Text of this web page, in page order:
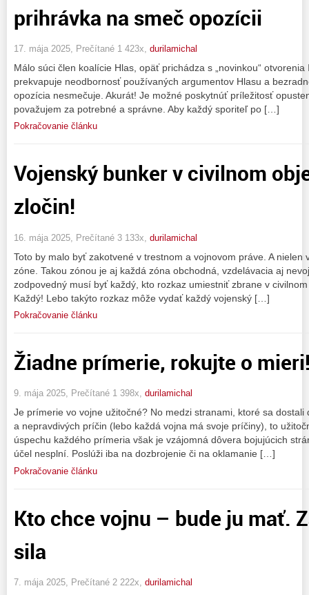
prihrávka na smeč opozícii
17. mája 2025, Prečítané 1 423x, durilamichal
Málo súci člen koalície Hlas, opäť prichádza s „novinkou“
prekvapuje neodbornosť používaných argumentov Hlasu a
opozícia nesmečuje. Akurát! Je možné poskytnúť príležitosť
považujem za potrebné a správne. Aby každý sporiteľ po […]
Pokračovanie článku
Vojenský bunker v civilnom
zločin!
16. mája 2025, Prečítané 3 133x, durilamichal
Toto by malo byť zakotvené v trestnom a vojnovom práve. A nielen
zóne. Takou zónou je aj každá zóna obchodná, vzdelávacia aj
zodpovedný musí byť každý, kto rozkaz umiestniť zbrane v
Každý! Lebo takýto rozkaz môže vydať každý vojenský […]
Pokračovanie článku
Žiadne prímerie, rokujte o
9. mája 2025, Prečítané 1 398x, durilamichal
Je prímerie vo vojne užitočné? No medzi stranami, ktoré sa dostali
a nepravdivých príčin (lebo každá vojna má svoje príčiny), to
úspechu každého prímeria však je vzájomná dôvera bojujúcich
účel nesplní. Poslúži iba na dozbrojenie či na oklamanie […]
Pokračovanie článku
Kto chce vojnu – bude ju mať.
sila
7. mája 2025, Prečítané 2 222x, durilamichal